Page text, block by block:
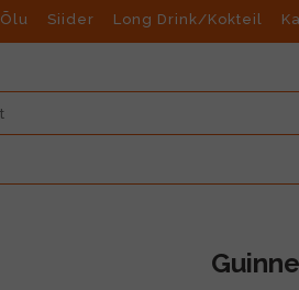
Õlu Siider Long Drink/Kokteil